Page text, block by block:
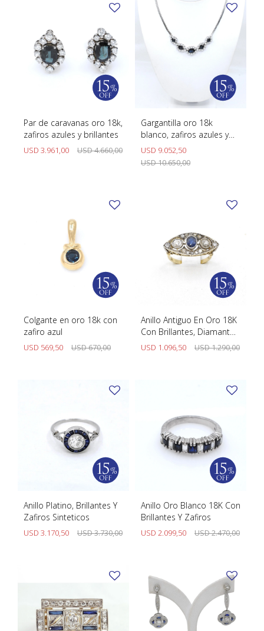
Par de caravanas oro 18k,
zafiros azules y brillantes
USD 3.961,00 USD4.660,00
Gargantilla oro 18k
blanco, zafiros azules y
brillantes
USD 9.052,50
USD10.650,00
Colgante en oro 18k con
zafiro azul
USD 569,50 USD670,00
Anillo Antiguo En Oro 18K
Con Brillantes, Diamantes
Y Zafiro
USD 1.096,50 USD1.290,00
Anillo Platino, Brillantes Y
Zafiros Sinteticos
USD 3.170,50 USD3.730,00
Anillo Oro Blanco 18K Con
Brillantes Y Zafiros
USD 2.099,50 USD2.470,00